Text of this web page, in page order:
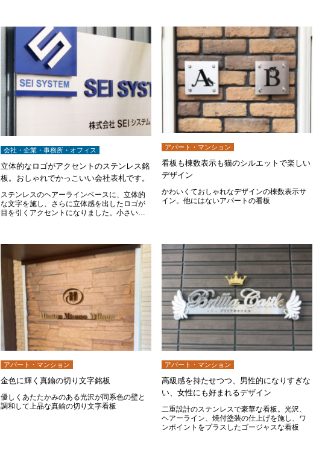
会社・企業・事務所・オフィス
立体的なロゴがアクセントのステンレス銘
板。おしゃれでかっこいい会社表札です。
ステンレスのヘアーラインベースに、立体的
な文字を施し、さらに立体感を出したロゴが
目を引くアクセントになりました。小さい文
アパート・マンション
看板も棟数表示も猫のシルエットで楽しい
デザイン
かわいくておしゃれなデザインの棟数表示サ
イン。他にはないアパートの看板
アパート・マンション
金色に輝く真鍮の切り文字銘板
優しくあたたかみのある光沢が同系色の壁と
調和して上品な真鍮の切り文字看板
アパート・マンション
高級感を持たせつつ、男性的になりすぎな
い、女性にも好まれるデザイン
二重設計のステンレスで豪華な看板。光沢、
ヘアーライン、焼付塗装の仕上げを施し、ワ
ンポイントをプラスしたゴージャスな看板